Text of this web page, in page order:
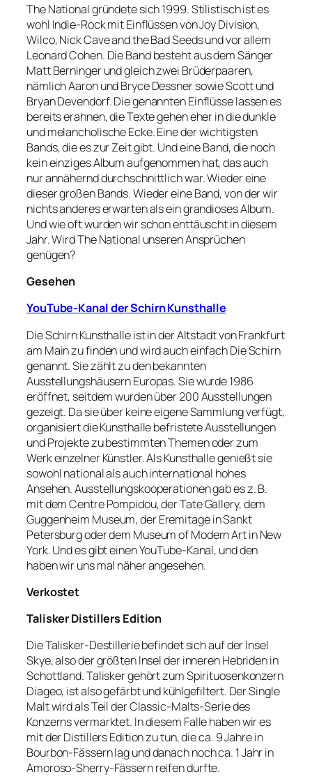
The National gründete sich 1999. Stilistisch ist es
wohl Indie-Rock mit Einflüssen von Joy Division,
Wilco, Nick Cave and the Bad Seeds und vor allem
Leonard Cohen. Die Band besteht aus dem Sänger
Matt Berninger und gleich zwei Brüderpaaren,
nämlich Aaron und Bryce Dessner sowie Scott und
Bryan Devendorf. Die genannten Einflüsse lassen es
bereits erahnen, die Texte gehen eher in die dunkle
und melancholische Ecke. Eine der wichtigsten
Bands, die es zur Zeit gibt. Und eine Band, die noch
kein einziges Album aufgenommen hat, das auch
nur annähernd durchschnittlich war. Wieder eine
dieser großen Bands. Wieder eine Band, von der wir
nichts anderes erwarten als ein grandioses Album.
Und wie oft wurden wir schon enttäuscht in diesem
Jahr. Wird The National unseren Ansprüchen
genügen?
Gesehen
YouTube-Kanal der Schirn Kunsthalle
Die Schirn Kunsthalle ist in der Altstadt von Frankfurt
am Main zu finden und wird auch einfach Die Schirn
genannt. Sie zählt zu den bekannten
Ausstellungshäusern Europas. Sie wurde 1986
eröffnet, seitdem wurden über 200 Ausstellungen
gezeigt. Da sie über keine eigene Sammlung verfügt,
organisiert die Kunsthalle befristete Ausstellungen
und Projekte zu bestimmten Themen oder zum
Werk einzelner Künstler. Als Kunsthalle genießt sie
sowohl national als auch international hohes
Ansehen. Ausstellungskooperationen gab es z. B.
mit dem Centre Pompidou, der Tate Gallery, dem
Guggenheim Museum, der Eremitage in Sankt
Petersburg oder dem Museum of Modern Art in New
York. Und es gibt einen YouTube-Kanal, und den
haben wir uns mal näher angesehen.
Verkostet
Talisker Distillers Edition
Die Talisker-Destillerie befindet sich auf der Insel
Skye, also der größten Insel der inneren Hebriden in
Schottland. Talisker gehört zum Spirituosenkonzern
Diageo, ist also gefärbt und kühlgefiltert. Der Single
Malt wird als Teil der Classic-Malts-Serie des
Konzerns vermarktet. In diesem Falle haben wir es
mit der Distillers Edition zu tun, die ca. 9 Jahre in
Bourbon-Fässern lag und danach noch ca. 1 Jahr in
Amoroso-Sherry-Fässern reifen durfte.